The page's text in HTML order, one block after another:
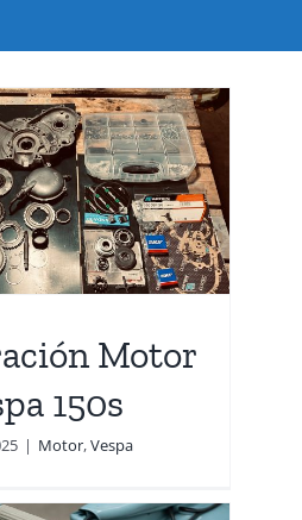
Motor
150s
| Motor,Vespa